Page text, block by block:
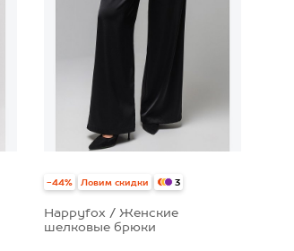
-44% Ловим скидки 3
Happyfox / Женские
шелковые брюки